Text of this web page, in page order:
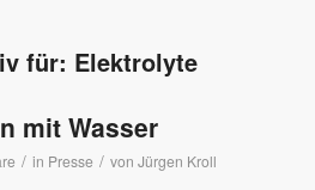
für: Elektrolyte
mit Wasser
/ in Presse / von Jürgen Kroll